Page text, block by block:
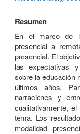
Resumen
En el marco de
presencial a
presencial. El
las expectativas
sobre la educación
últimos años.
narraciones y
cualitativamente,
tema. Los
modalidad